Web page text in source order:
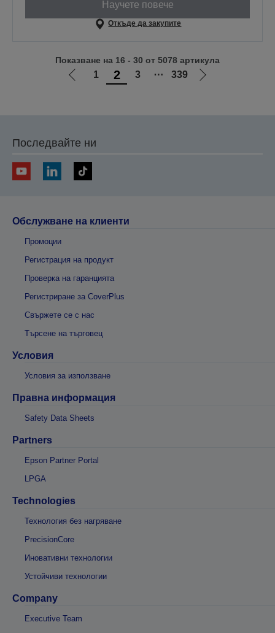
Научете повече
Откъде да закупите
Отиди
1 2 3 ⋯ 339
Отиди
Показване на 16 - 30 от 5078 артикула
Последвайте ни
Обслужване на клиенти
Промоции
Регистрация на продукт
Проверка на гаранцията
Регистриране за CoverPlus
Свържете се с нас
Търсене на търговец
Условия
Условия за използване
Правна информация
Safety Data Sheets
Partners
Epson Partner Portal
LPGA
Technologies
Технология без нагряване
PrecisionCore
Иновативни технологии
Устойчиви технологии
Company
Executive Team